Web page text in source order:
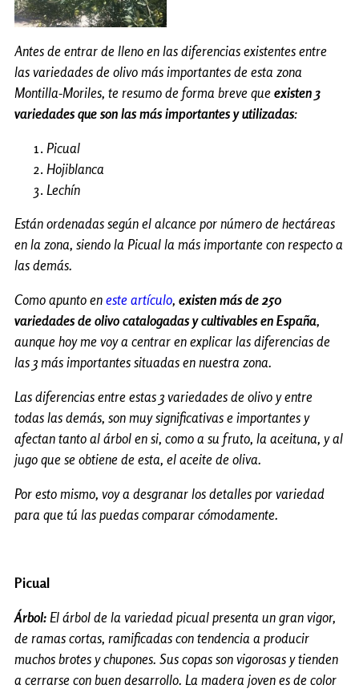
Antes de entrar de lleno en las diferencias existentes entre
las variedades de olivo más importantes de esta zona
Montilla-Moriles, te resumo de forma breve que existen 3
variedades que son las más importantes y utilizadas:
Picual
Hojiblanca
Lechín
Están ordenadas según el alcance por número de hectáreas
en la zona, siendo la Picual la más importante con respecto a
las demás.
Como apunto en este artículo, existen más de 250
variedades de olivo catalogadas y cultivables en España,
aunque hoy me voy a centrar en explicar las diferencias de
las 3 más importantes situadas en nuestra zona.
Las diferencias entre estas 3 variedades de olivo y entre
todas las demás, son muy significativas e importantes y
afectan tanto al árbol en si, como a su fruto, la aceituna, y al
jugo que se obtiene de esta, el aceite de oliva.
Por esto mismo, voy a desgranar los detalles por variedad
para que tú las puedas comparar cómodamente.
Picual
Árbol: El árbol de la variedad picual presenta un gran vigor,
de ramas cortas, ramificadas con tendencia a producir
muchos brotes y chupones. Sus copas son vigorosas y tienden
a cerrarse con buen desarrollo. La madera joven es de color